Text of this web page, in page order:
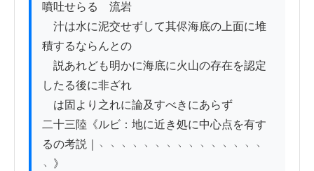
噴吐せらるゝ流岩
汁は水に泥交せずして其侭海底の上面に堆
積するならんとの
説あれども明かに海底に火山の存在を認定
したる後に非ざれ
は固より之れに論及すべきにあらず
二十三陸《ルビ：地に近き処に中心点を有す
るの考説｜﹅﹅﹅﹅﹅﹅﹅﹅﹅﹅﹅﹅﹅﹅﹅
﹅》